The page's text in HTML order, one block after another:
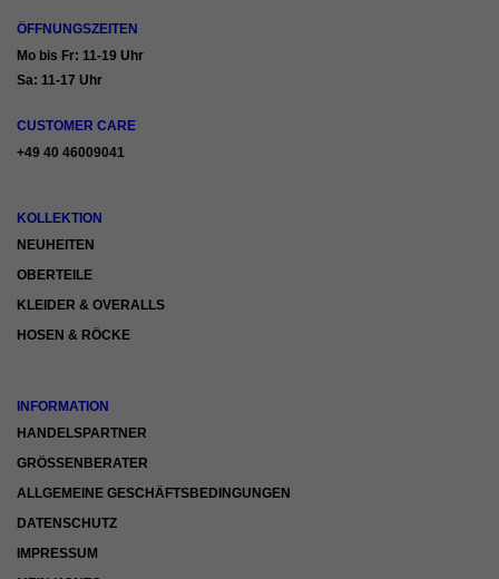
ÖFFNUNGSZEITEN
Mo bis Fr: 11-19 Uhr
Sa: 11-17 Uhr
CUSTOMER CARE
+49 40 46009041
KOLLEKTION
NEUHEITEN
OBERTEILE
KLEIDER & OVERALLS
HOSEN & RÖCKE
INFORMATION
HANDELSPARTNER
GRÖSSENBERATER
ALLGEMEINE GESCHÄFTSBEDINGUNGEN
DATENSCHUTZ
IMPRESSUM